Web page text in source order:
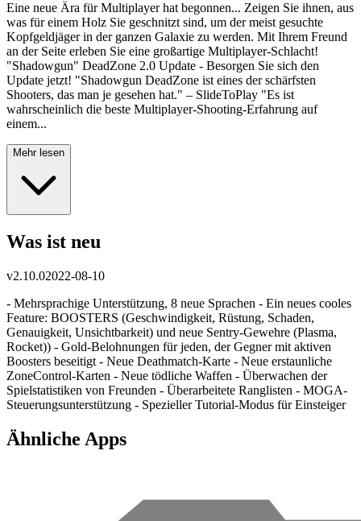
Eine neue Ära für Multiplayer hat begonnen... Zeigen Sie ihnen, aus
was für einem Holz Sie geschnitzt sind, um der meist gesuchte
Kopfgeldjäger in der ganzen Galaxie zu werden. Mit Ihrem Freund
an der Seite erleben Sie eine großartige Multiplayer-Schlacht!
"Shadowgun" DeadZone 2.0 Update - Besorgen Sie sich den
Update jetzt! "Shadowgun DeadZone ist eines der schärfsten
Shooters, das man je gesehen hat." – SlideToPlay "Es ist
wahrscheinlich die beste Multiplayer-Shooting-Erfahrung auf
einem...
Mehr lesen
Was ist neu
v2.10.02022-08-10
- Mehrsprachige Unterstützung, 8 neue Sprachen - Ein neues cooles
Feature: BOOSTERS (Geschwindigkeit, Rüstung, Schaden,
Genauigkeit, Unsichtbarkeit) und neue Sentry-Gewehre (Plasma,
Rocket)) - Gold-Belohnungen für jeden, der Gegner mit aktiven
Boosters beseitigt - Neue Deathmatch-Karte - Neue erstaunliche
ZoneControl-Karten - Neue tödliche Waffen - Überwachen der
Spielstatistiken von Freunden - Überarbeitete Ranglisten - MOGA-
Steuerungsunterstützung - Spezieller Tutorial-Modus für Einsteiger
Ähnliche Apps